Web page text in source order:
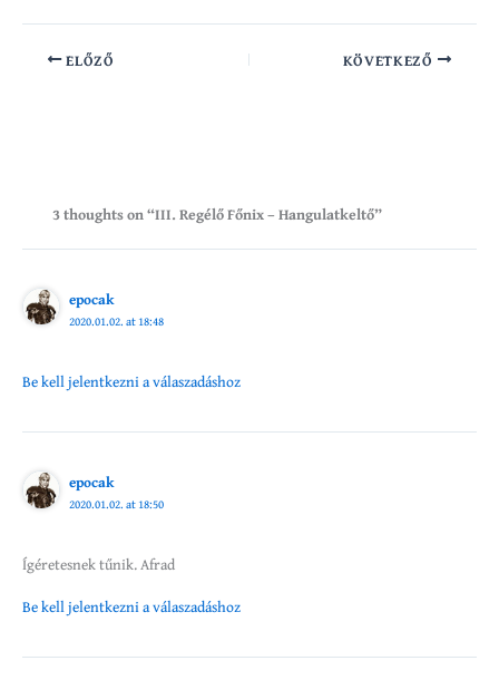
ELŐZŐ KÖVETKEZŐ
3 thoughts on “III. Regélő Főnix – Hangulatkeltő”
epocak
2020.01.02. at 18:48
Be kell jelentkezni a válaszadáshoz
epocak
2020.01.02. at 18:50
Ígéretesnek tűnik. Afrad
Be kell jelentkezni a válaszadáshoz